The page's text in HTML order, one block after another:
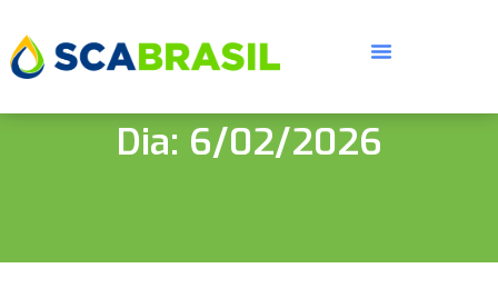
Dia: 6/02/2026